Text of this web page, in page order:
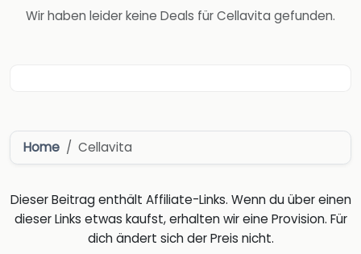
Wir haben leider keine Deals für Cellavita gefunden.
Home Cellavita
Dieser Beitrag enthält Affiliate-Links. Wenn du über einen
dieser Links etwas kaufst, erhalten wir eine Provision. Für
dich ändert sich der Preis nicht.